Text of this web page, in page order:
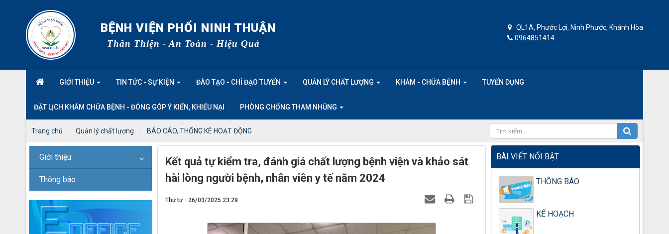
BỆNH VIỆN PHỔI NINH THUẬN
Thân Thiện - An Toàn - Hiệu Quả
QL1A, Phước Lợi, Ninh Phước, Khánh Hòa
0964851414
GIỚI THIỆU TIN TỨC - SỰ KIỆN ĐÀO TẠO - CHỈ ĐẠO TUYẾN QUẢN LÝ CHẤT LƯỢNG KHÁM - CHỮA BỆNH TUYỂN DỤNG
ĐẶT LỊCH KHÁM CHỮA BỆNH - ĐÓNG GÓP Ý KIẾN, KHIẾU NẠI PHÒNG CHỐNG THAM NHŨNG
Trang chủ Quản lý chất lượng BÁO CÁO, THỐNG KÊ HOẠT ĐỘNG
Kết quả tự kiểm tra, đánh giá chất lượng bệnh viện và khảo sát
hài lòng người bệnh, nhân viên y tế năm 2024
Thứ tư - 26/03/2025 23:29
BÀI VIẾT NỔI BẬT
THÔNG BÁO
KẾ HOẠCH
Giới thiệu
Thông báo